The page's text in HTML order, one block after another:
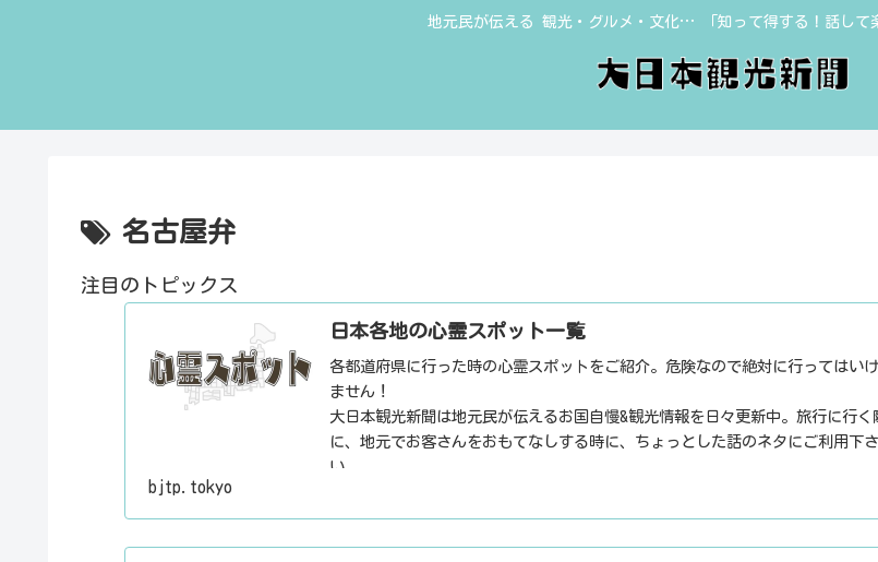
地元民が伝える 観光・グルメ・文化… 「知って得する！話して
名古屋弁
注目のトピックス
日本各地の心霊スポット一覧
各都道府県に行った時の心霊スポットをご紹介。危険なので絶対に行ってはいけ
ません！
大日本観光新聞は地元民が伝えるお国自慢&観光情報を日々更新中。旅行に行く
に、地元でお客さんをおもてなしする時に、ちょっとした話のネタにご利用下さ
い。
bjtp.tokyo